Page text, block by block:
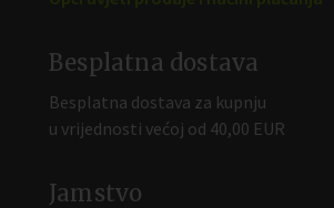
Besplatna dostava
Besplatna dostava za kupnju
u vrijednosti većoj od 40,00 EUR
Jamstvo